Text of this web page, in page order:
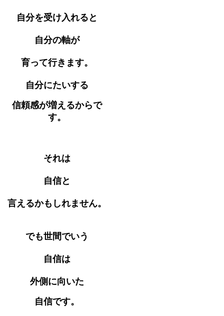
自分を受け入れると
自分の軸が
育って行きます。
自分にたいする
信頼感が増えるからで
す。
それは
自信と
言えるかもしれません。
でも世間でいう
自信は
外側に向いた
自信です。